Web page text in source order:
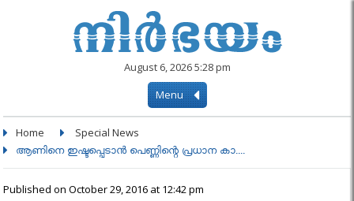
August 6, 2026 5:28 pm
Menu
Home Special News
ആണിനെ ഇഷ്ടപ്പെടാൻ പെണ്ണിന്റെ പ്രധാന കാ....
Published on October 29, 2016 at 12:42 pm